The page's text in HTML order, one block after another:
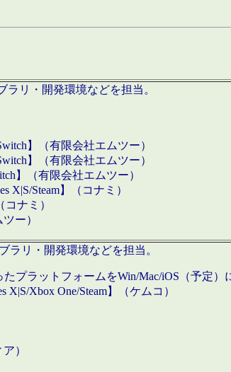
リ・開発環境などを担当。
】（有限会社エムツー）
】（有限会社エムツー）
】（有限会社エムツー）
X|S/Steam】（コナミ）
ナミ）
ー）
ラリ・開発環境などを担当。
プラットフォームをWin/Mac/iOS（予定）
Xbox One/Steam】（ケムコ）
）